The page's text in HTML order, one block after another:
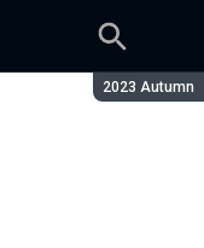
Сезон:
2023 Autumn